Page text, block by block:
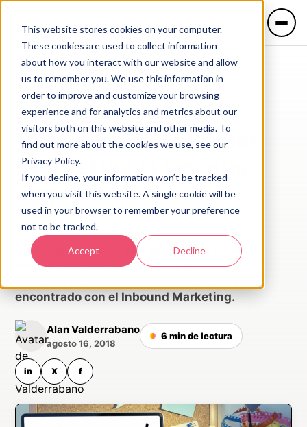
This website stores cookies on your computer.
These cookies are used to collect information
about how you interact with our website and allow
us to remember you. We use this information in
order to improve and customize your browsing
experience and for analytics and metrics about our
visitors both on this website and other media. To
find out more about the cookies we use, see our
Privacy Policy.
If you decline, your information won’t be tracked
when you visit this website. A single cookie will be
used in your browser to remember your preference
not to be tracked.
Accept Decline
IDIOMA
🇲🇽 Español 🇺🇸 English
Servicios
Industrias
¿Debo hacer Inbound Marketing si soy una empresa de
reciente creación?
¿Debo hacer Inbound
Marketing si soy una
empresa dereciente
creación?
Si tienes una empresa que tiene 3 años o
menos desde su fundación y quieres hacer
encontrado con el Inbound Marketing.
Alan Valderrabano
agosto 16, 2018
6 min de lectura
in X f